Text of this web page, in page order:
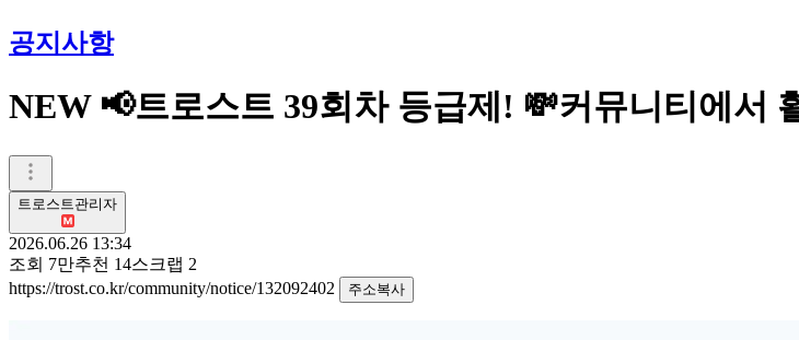
공지사항
NEW 📢트로스트 39회차 등급제! 💸커뮤니티에서
트로스트관리자
2026.06.26 13:34
조회 7만추천 14스크랩 2
https://trost.co.kr/community/notice/132092402
주소복사